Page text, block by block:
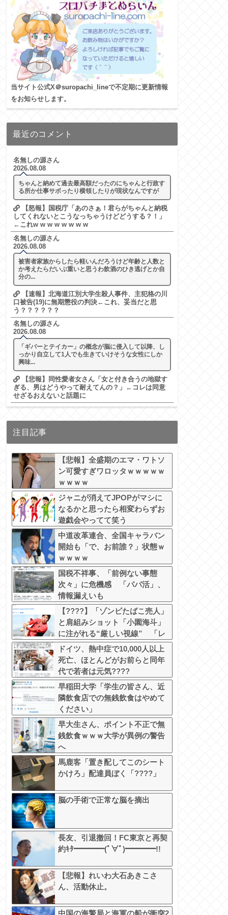
当サイト公式X＠suropachi_lineで不定期に更新情報
をお知らせします。
最近のコメント
名無しの源さん
2026.08.08
ちゃんと納めて過去最高額だったのにちゃんと行政す
る所か仕事サボったり横領したりが現状なんですが
【怒報】国税庁「あのさぁ！君らがちゃんと納税
してくれないとこうなっちゃうけどどうする？！」
←これw w w w w w w w
名無しの源さん
2026.08.08
被害者家族からしたら軽いんだろうけど年齢と人数と
か考えたらだいぶ重いと思うわ飲酒のひき逃げとか自
分の...
【速報】北海道江別大学生殺人事件、主犯格の川
口被告(19)に無期懲役の判決←これ、妥当だと思
う？？？？？？
名無しの源さん
2026.08.08
「ギバーとテイカー」の概念が脳に侵入して以降、し
っかり自立して1人でも生きていけそうな女性にしか
興味...
【悲報】同性愛者女さん「女と付き合うの地獄す
ぎる、男はどうやって耐えてんの？」←コレは同意
せざるおえないと話題に
注目記事
【悲報】全盛期のエマ・ワトソ
ン可愛すぎワロッタｗｗｗｗｗ
ｗｗｗｗ
ジャニが消えてJPOPがマシに
なるかと思ったら相変わらずお
遊戯会やってて笑う
中道改革連合、全国キャラバン
開始も「で、お前誰？」状態ｗ
ｗｗｗｗ
国税不祥事、「前例ない事態
次々」に危機感 「パパ活」、
情報漏えいも
【????】「ゾンビたばこ売人」
と肩組みショット「小園海斗」
に注がれる“厳しい視線” 「レ
ギュラー剥奪も選択肢のひとつ
に」
ドイツ、熱中症で10,000人以上
死亡、ほとんどがお前らと同年
代で若者は元気????
早稲田大学「学生の皆さん、近
隣飲食店での無銭飲食はやめて
ください」
早大生さん、ポイント不正で無
銭飲食ｗｗｗ大学が異例の警告
へ
馬鹿客「置き配してこのシート
かけろ」配達員ぼく「????」
脳の手術で正常な脳を摘出
長友、引退撤回！FC東京と再契
約ｷﾀ━━━━(ﾟ∀ﾟ)━━━━!!
【悲報】れいわ大石あきこさ
ん、活動休止。